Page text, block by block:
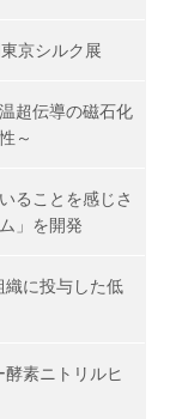
京シルク展
超伝導の磁石化
～
ることを感じさ
」を開発
織に投与した低
酵素ニトリルヒ